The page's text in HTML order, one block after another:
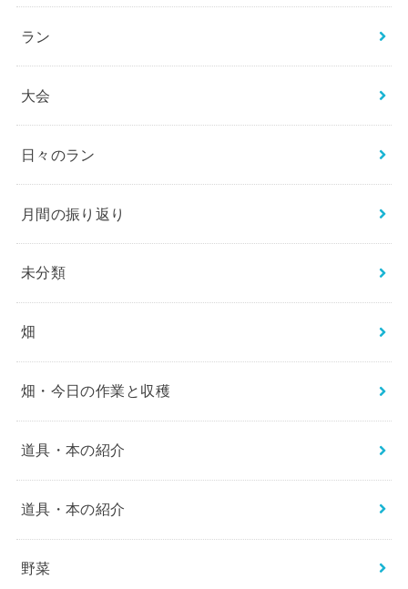
ラン
大会
日々のラン
月間の振り返り
未分類
畑
畑・今日の作業と収穫
道具・本の紹介
道具・本の紹介
野菜